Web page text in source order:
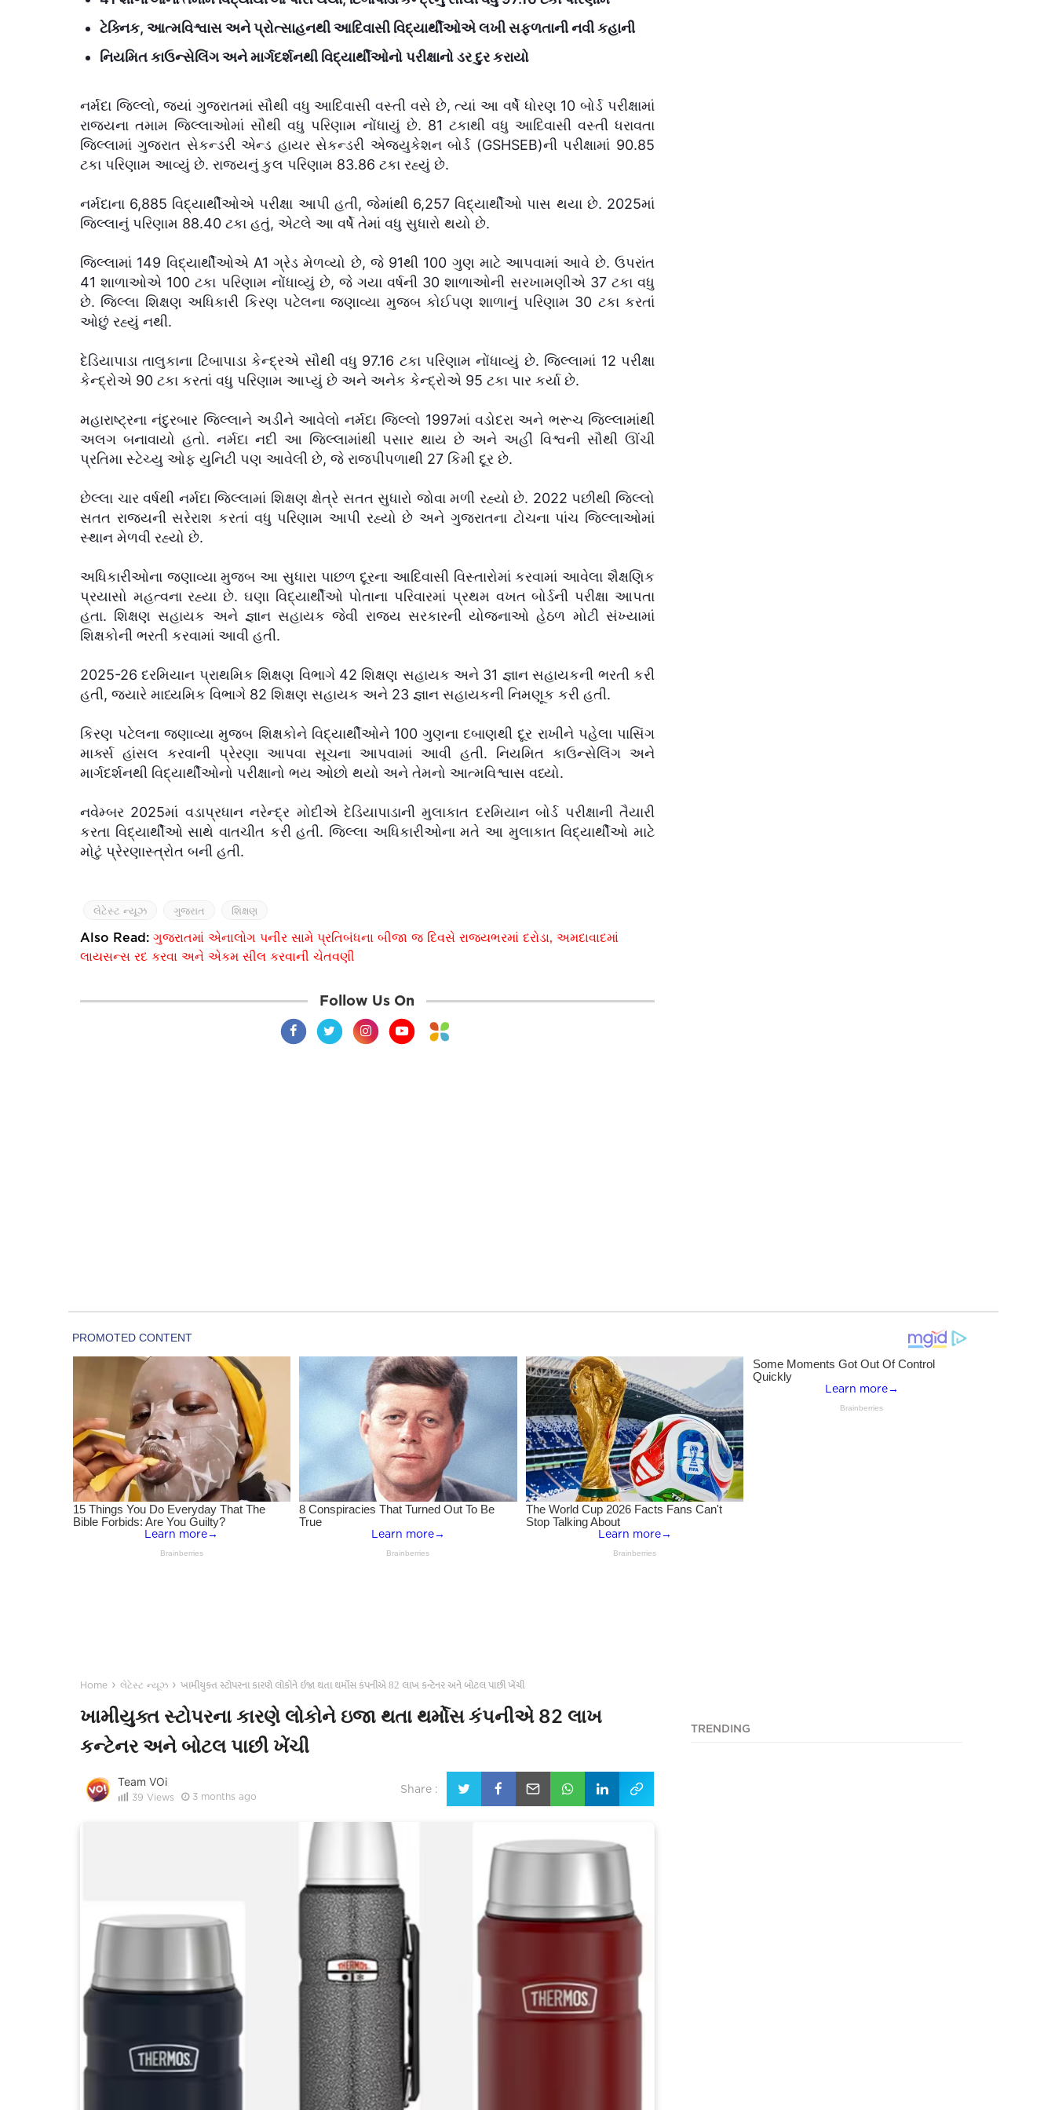
ટેક્નિક, આત્મવિશ્વાસ અને પ્રોત્સાહનથી આદિવાસી વિદ્યાર્થીઓએ લખી સફળતાની નવી કહાની
નિયમિત કાઉન્સેલિંગ અને માર્ગદર્શનથી વિદ્યાર્થીઓનો પરીક્ષાનો ડર દુર કરાયો
નર્મદા જિલ્લો, જ્યાં ગુજરાતમાં સૌથી વધુ આદિવાસી વસ્તી વસે છે, ત્યાં આ વર્ષે ધોરણ 10 બોર્ડ પરીક્ષામાં
રાજ્યના તમામ જિલ્લાઓમાં સૌથી વધુ પરિણામ નોંધાયું છે. 81 ટકાથી વધુ આદિવાસી વસ્તી ધરાવતા
જિલ્લામાં ગુજરાત સેકન્ડરી એન્ડ હાયર સેકન્ડરી એજ્યુકેશન બોર્ડ (GSHSEB)ની પરીક્ષામાં 90.85
ટકા પરિણામ આવ્યું છે. રાજ્યનું કુલ પરિણામ 83.86 ટકા રહ્યું છે.
નર્મદાના 6,885 વિદ્યાર્થીઓએ પરીક્ષા આપી હતી, જેમાંથી 6,257 વિદ્યાર્થીઓ પાસ થયા છે. 2025માં
જિલ્લાનું પરિણામ 88.40 ટકા હતું, એટલે આ વર્ષે તેમાં વધુ સુધારો થયો છે.
જિલ્લામાં 149 વિદ્યાર્થીઓએ A1 ગ્રેડ મેળવ્યો છે, જે 91થી 100 ગુણ માટે આપવામાં આવે છે. ઉપરાંત
41 શાળાઓએ 100 ટકા પરિણામ નોંધાવ્યું છે, જે ગયા વર્ષની 30 શાળાઓની સરખામણીએ 37 ટકા વધુ
છે. જિલ્લા શિક્ષણ અધિકારી કિરણ પટેલના જણાવ્યા મુજબ કોઈપણ શાળાનું પરિણામ 30 ટકા કરતાં
ઓછું રહ્યું નથી.
દેડિયાપાડા તાલુકાના ટિંબાપાડા કેન્દ્રએ સૌથી વધુ 97.16 ટકા પરિણામ નોંધાવ્યું છે. જિલ્લામાં 12 પરીક્ષા
કેન્દ્રોએ 90 ટકા કરતાં વધુ પરિણામ આપ્યું છે અને અનેક કેન્દ્રોએ 95 ટકા પાર કર્યા છે.
મહારાષ્ટ્રના નંદુરબાર જિલ્લાને અડીને આવેલો નર્મદા જિલ્લો 1997માં વડોદરા અને ભરૂચ જિલ્લામાંથી
અલગ બનાવાયો હતો. નર્મદા નદી આ જિલ્લામાંથી પસાર થાય છે અને અહીં વિશ્વની સૌથી ઊંચી
પ્રતિમા સ્ટેચ્યુ ઓફ યુનિટી પણ આવેલી છે, જે રાજપીપળાથી 27 કિમી દૂર છે.
છેલ્લા ચાર વર્ષથી નર્મદા જિલ્લામાં શિક્ષણ ક્ષેત્રે સતત સુધારો જોવા મળી રહ્યો છે. 2022 પછીથી જિલ્લો
સતત રાજ્યની સરેરાશ કરતાં વધુ પરિણામ આપી રહ્યો છે અને ગુજરાતના ટોચના પાંચ જિલ્લાઓમાં
સ્થાન મેળવી રહ્યો છે.
અધિકારીઓના જણાવ્યા મુજબ આ સુધારા પાછળ દૂરના આદિવાસી વિસ્તારોમાં કરવામાં આવેલા શૈક્ષણિક
પ્રયાસો મહત્વના રહ્યા છે. ઘણા વિદ્યાર્થીઓ પોતાના પરિવારમાં પ્રથમ વખત બોર્ડની પરીક્ષા આપતા
હતા. શિક્ષણ સહાયક અને જ્ઞાન સહાયક જેવી રાજ્ય સરકારની યોજનાઓ હેઠળ મોટી સંખ્યામાં
શિક્ષકોની ભરતી કરવામાં આવી હતી.
2025-26 દરમિયાન પ્રાથમિક શિક્ષણ વિભાગે 42 શિક્ષણ સહાયક અને 31 જ્ઞાન સહાયકની ભરતી કરી
હતી, જ્યારે માધ્યમિક વિભાગે 82 શિક્ષણ સહાયક અને 23 જ્ઞાન સહાયકની નિમણૂક કરી હતી.
કિરણ પટેલના જણાવ્યા મુજબ શિક્ષકોને વિદ્યાર્થીઓને 100 ગુણના દબાણથી દૂર રાખીને પહેલા પાસિંગ
માર્ક્સ હાંસલ કરવાની પ્રેરણા આપવા સૂચના આપવામાં આવી હતી. નિયમિત કાઉન્સેલિંગ અને
માર્ગદર્શનથી વિદ્યાર્થીઓનો પરીક્ષાનો ભય ઓછો થયો અને તેમનો આત્મવિશ્વાસ વધ્યો.
નવેમ્બર 2025માં વડાપ્રધાન નરેન્દ્ર મોદીએ દેડિયાપાડાની મુલાકાત દરમિયાન બોર્ડ પરીક્ષાની તૈયારી
કરતા વિદ્યાર્થીઓ સાથે વાતચીત કરી હતી. જિલ્લા અધિકારીઓના મતે આ મુલાકાત વિદ્યાર્થીઓ માટે
મોટું પ્રેરણાસ્ત્રોત બની હતી.
લેટેસ્ટ ન્યૂઝ ગુજરાત શિક્ષણ
Also Read: ગુજરાતમાં એનાલોગ પનીર સામે પ્રતિબંધના બીજા જ દિવસે રાજ્યભરમાં દરોડા, અમદાવાદમાં
લાયસન્સ રદ કરવા અને એકમ સીલ કરવાની ચેતવણી
Follow Us On
Home › લેટેસ્ટ ન્યૂઝ › ખામીયુક્ત સ્ટોપરના કારણે લોકોને ઇજા થતા થર્મોસ કંપનીએ 82 લાખ કન્ટેનર અને બોટલ પાછી ખેંચી
ખામીયુક્ત સ્ટોપરના કારણે લોકોને ઇજા થતા થર્મોસ કંપનીએ 82 લાખ
કન્ટેનર અને બોટલ પાછી ખેંચી
Team VOi
39 Views 3 months ago
Share :
TRENDING